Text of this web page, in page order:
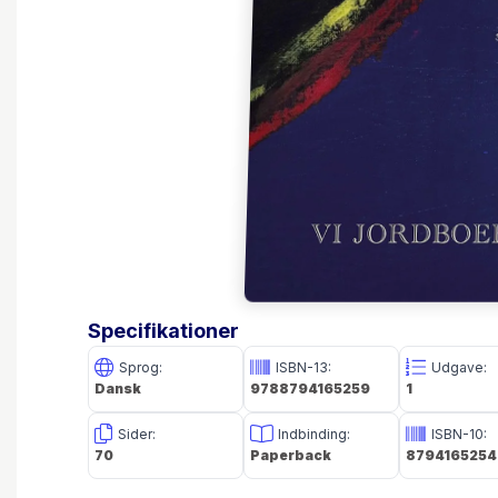
Specifikationer
Sprog:
Dansk
Sider:
70
ISBN-13:
9788794165259
Indbinding:
Paperback
Udgave:
1
ISBN-10:
8794165254